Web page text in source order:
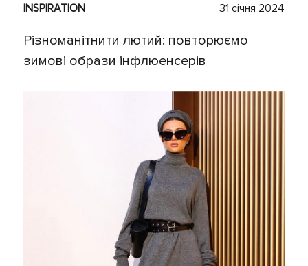
INSPIRATION 31 січня 2024
Різноманітнити лютий: повторюємо
зимові образи інфлюенсерів